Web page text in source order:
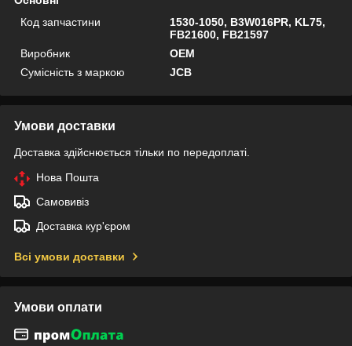
Код запчастини
1530-1050, B3W016PR, KL75,
FB21600, FB21597
Виробник
OEM
Сумісність з маркою
JCB
Умови доставки
Доставка здійснюється тільки по передоплаті.
Нова Пошта
Самовивіз
Доставка кур'єром
Всі умови доставки
Умови оплати